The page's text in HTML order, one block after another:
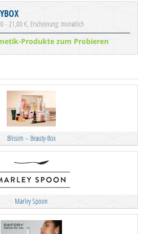
- 21,00 €, Erscheinung: monatlich
Produkte zum Probieren
Blissim – Beauty-Box
Marley Spoon